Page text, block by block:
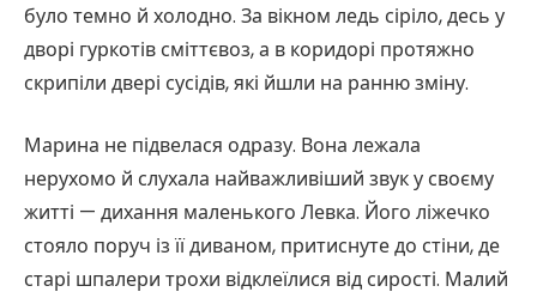
було темно й холодно. За вікном ледь сіріло, десь у
дворі гуркотів сміттєвоз, а в коридорі протяжно
скрипіли двері сусідів, які йшли на ранню зміну.
Марина не підвелася одразу. Вона лежала
нерухомо й слухала найважливіший звук у своєму
житті — дихання маленького Левка. Його ліжечко
стояло поруч із її диваном, притиснуте до стіни, де
старі шпалери трохи відклеїлися від сирості. Малий